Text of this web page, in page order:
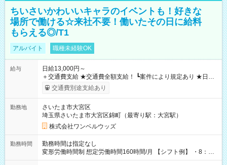
ちいさいかわいいキャラのイベントも！好きな
場所で働ける☆来社不要！働いたその日に給料
もらえる◎/T1
アルバイト 職種未経験OK
給与
日給13,000円～
＋交通費支給 ★交通費全額支給！ ┗案件により規定あり ★日払
いOK！（規定あり） ┗働いたその日に現金GET♪ お仕事後はコ
ンビニATMから 日払い分を引き落とせます！ 【試用期間】試
交通費別途支給あり
勤務地
さいたま市大宮区
埼玉県さいたま市大宮区錦町（最寄り駅：大宮駅）
株式会社ワンベルウッズ
勤務時間
勤務時間は指定なし
変形労働時間制 想定労働時間160時間/月 【シフト例】 ・8：00
～21：00